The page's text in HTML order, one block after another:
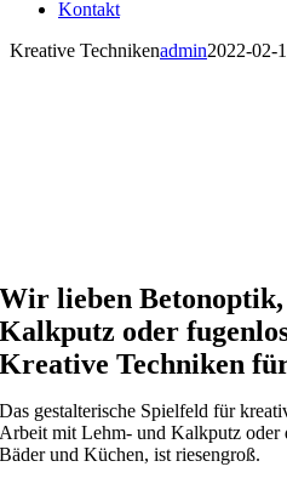
Kontakt
Kreative Technikenadmin2022-02-
Wir lieben
Kalkputz oder
Kreative Techniken
Das gestalterische Spielfeld für
Arbeit mit Lehm- und Kalkputz oder
Bäder und Küchen, ist riesengroß.